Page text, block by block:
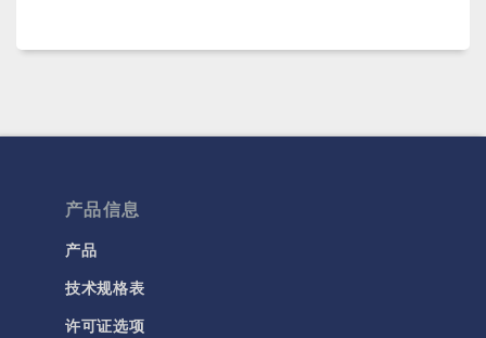
产品信息
产品
技术规格表
许可证选项